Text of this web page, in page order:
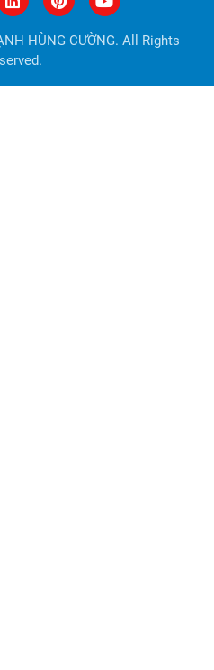
HÙNG CƯỜNG. All Rights